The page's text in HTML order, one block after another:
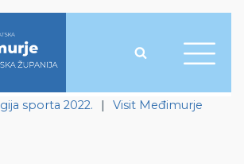
sporta 2022. | Visit Međimurje